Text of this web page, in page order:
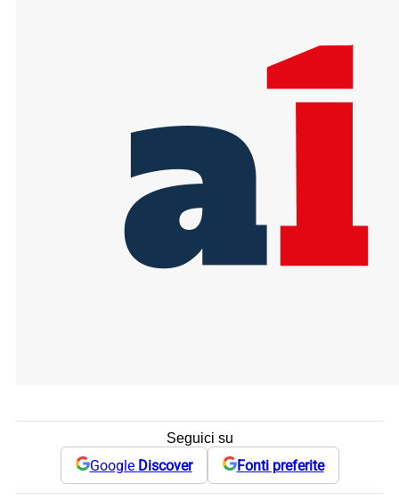
Seguici su
Google Discover Fonti preferite